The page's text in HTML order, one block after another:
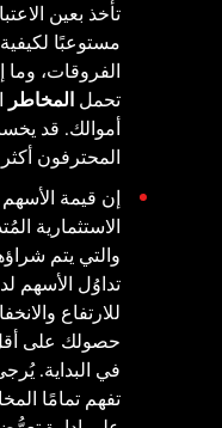
تأخذ بعين
مستوعبًا
الفروقات، وما
تحمل المخاطر
أموالك. قد
المحترفون
إن قيمة
الاستثمارية
والتي يتم
للارتفاع
حصولك على
في البداية.
تفهم تمامًا